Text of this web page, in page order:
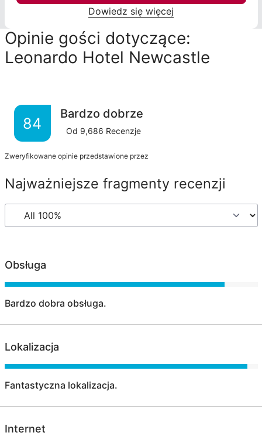
Dowiedz się więcej
Opinie gości dotyczące:
Leonardo Hotel Newcastle
84
Bardzo dobrze
Od 9,686 Recenzje
Zweryfikowane opinie przedstawione przez
Najważniejsze fragmenty recenzji
Obsługa
Bardzo dobra obsługa.
Lokalizacja
Fantastyczna lokalizacja.
Internet